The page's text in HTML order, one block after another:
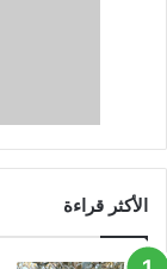
الأكثر قراءة